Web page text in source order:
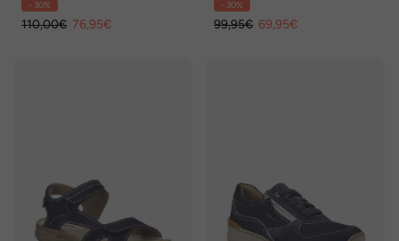
- 30%
110,00€ 76,95€
- 30%
99,95€ 69,95€